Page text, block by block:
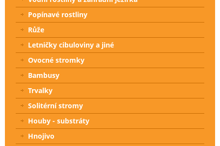
Popínavé rostliny
Růže
Letničky cibuloviny a jiné
Ovocné stromky
Bambusy
Trvalky
Solitérní stromy
Houby - substráty
Hnojivo